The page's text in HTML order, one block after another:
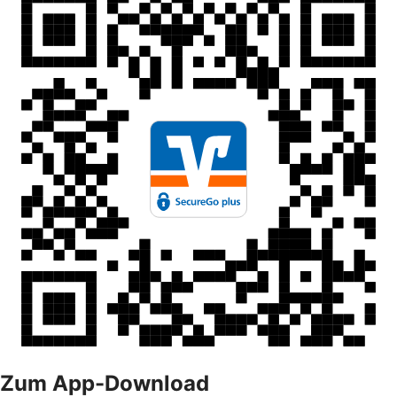
Zum App-Download